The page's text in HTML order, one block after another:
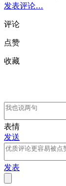
发表评论…
评论
点赞
收藏
表情
发送
发表